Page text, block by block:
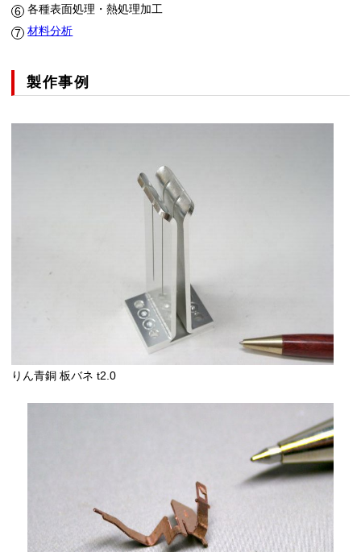
各種表面処理・熱処理加工
材料分析
製作事例
りん青銅 板バネ t2.0